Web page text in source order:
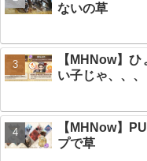
ないの草
【MHNow】
い子じゃ、、、
【MHNow】
プで草